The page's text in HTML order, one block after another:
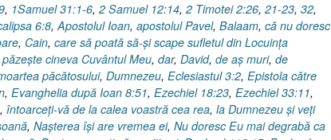
, 1Samuel 31:1-6, 2 Samuel 12:14, 2 Timotei 2:26, 21-23, 32,
6:8,Apostolul Ioan, apostolul Pavel, Balaam, că nu doresc
, Cain, care să poată să-şi scape sufletul din Locuinţa
cineva Cuvântul Meu, dar, David, de aş muri, de
păcătosului, Dumnezeu, Eclesiastul 3:2, Epistola către
, Evanghelia după Ioan 8:51, Ezechiel 18:23, Ezechiel 33:11,
, întoarceţi-vă de la calea voastră cea rea, la Dumnezeu şi veţi
, Naşterea îşi are vremea ei, Nu doresc Eu mai degrabă ca